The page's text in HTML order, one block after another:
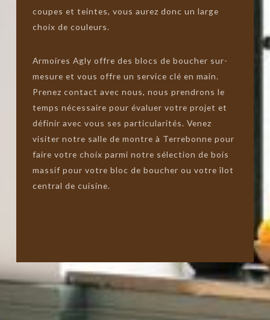
coupes et teintes, vous aurez donc un large
choix de couleurs.
Armoires Agly offre des blocs de boucher sur-
mesure et vous offre un service clé en main.
Prenez contact avec nous, nous prendrons le
temps nécessaire pour évaluer votre projet et
définir avec vous ses particularités. Venez
visiter notre salle de montre à Terrebonne pour
faire votre choix parmi notre sélection de bois
massif pour votre bloc de boucher ou votre îlot
central de cuisine.